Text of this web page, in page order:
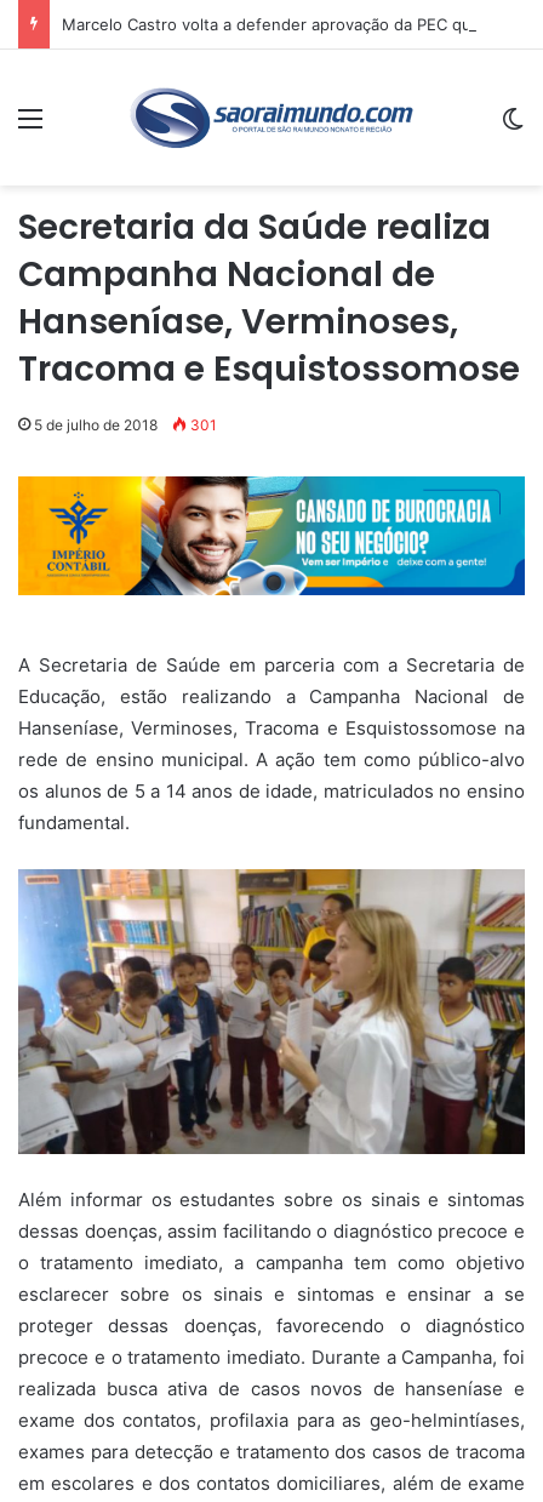
Menu
Secretaria da Saúde realiza
Campanha Nacional de
Hanseníase, Verminoses,
Tracoma e Esquistossomose
5 de julho de 2018 301
A Secretaria de Saúde em parceria com a Secretaria de
Educação, estão realizando a Campanha Nacional de
Hanseníase, Verminoses, Tracoma e Esquistossomose na
rede de ensino municipal. A ação tem como público-alvo
os alunos de 5 a 14 anos de idade, matriculados no ensino
fundamental.
Além informar os estudantes sobre os sinais e sintomas
dessas doenças, assim facilitando o diagnóstico precoce e
o tratamento imediato, a campanha tem como objetivo
esclarecer sobre os sinais e sintomas e ensinar a se
proteger dessas doenças, favorecendo o diagnóstico
precoce e o tratamento imediato. Durante a Campanha, foi
realizada busca ativa de casos novos de hanseníase e
exame dos contatos, profilaxia para as geo-helmintíases,
exames para detecção e tratamento dos casos de tracoma
em escolares e dos contatos domiciliares, além de exame